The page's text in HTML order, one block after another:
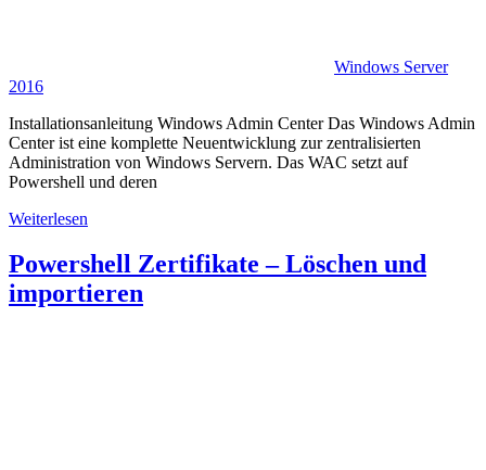
Windows Server
2016
Installationsanleitung Windows Admin Center Das Windows Admin
Center ist eine komplette Neuentwicklung zur zentralisierten
Administration von Windows Servern. Das WAC setzt auf
Powershell und deren
Weiterlesen
Powershell Zertifikate – Löschen und
importieren